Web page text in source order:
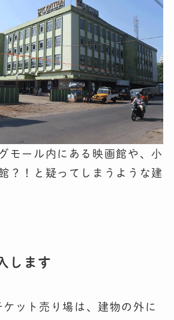
モール内にある映画館や、小
？！と疑ってしまうような建
します
ット売り場は、建物の外に